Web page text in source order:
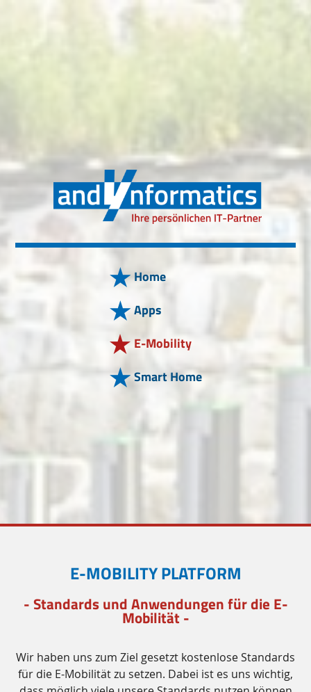
Home
Apps
E-Mobility
Smart Home
E-MOBILITY PLATFORM
- Standards und Anwendungen für die E-
Mobilität -
Wir haben uns zum Ziel gesetzt kostenlose Standards
für die E-Mobilität zu setzen. Dabei ist es uns wichtig,